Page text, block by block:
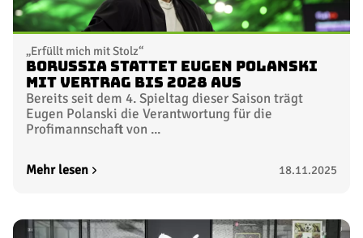
„Erfüllt mich mit Stolz“
Borussia stattet Eugen Polanski
mit Vertrag bis 2028 aus
Bereits seit dem 4. Spieltag dieser Saison trägt
Eugen Polanski die Verantwortung für die
Profimannschaft von ...
Mehr lesen 18.11.2025